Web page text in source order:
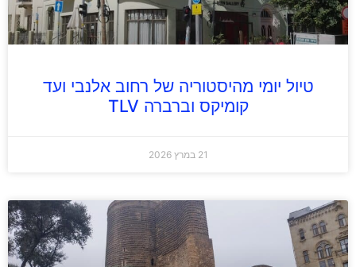
טיול יומי מהיסטוריה של רחוב אלנבי ועד
קומיקס וברברה TLV
21 במרץ 2026